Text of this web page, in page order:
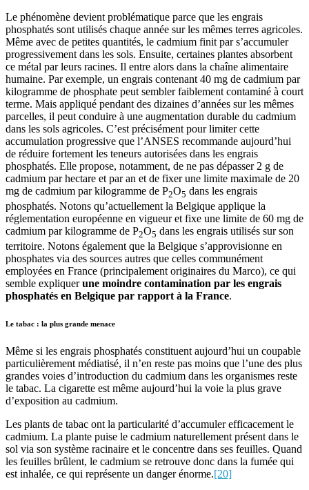
Le phénomène devient problématique parce que les engrais
phosphatés sont utilisés chaque année sur les mêmes terres agricoles.
Même avec de petites quantités, le cadmium finit par s’accumuler
progressivement dans les sols. Ensuite, certaines plantes absorbent
ce métal par leurs racines. Il entre alors dans la chaîne alimentaire
humaine. Par exemple, un engrais contenant 40 mg de cadmium par
kilogramme de phosphate peut sembler faiblement contaminé à court
terme. Mais appliqué pendant des dizaines d’années sur les mêmes
parcelles, il peut conduire à une augmentation durable du cadmium
dans les sols agricoles. C’est précisément pour limiter cette
accumulation progressive que l’ANSES recommande aujourd’hui
de réduire fortement les teneurs autorisées dans les engrais
phosphatés. Elle propose, notamment, de ne pas dépasser 2 g de
cadmium par hectare et par an et de fixer une limite maximale de 20
mg de cadmium par kilogramme de P2O5 dans les engrais
phosphatés. Notons qu’actuellement la Belgique applique la
réglementation européenne en vigueur et fixe une limite de 60 mg de
cadmium par kilogramme de P2O5 dans les engrais utilisés sur son
territoire. Notons également que la Belgique s’approvisionne en
phosphates via des sources autres que celles communément
employées en France (principalement originaires du Marco), ce qui
semble expliquerune moindre contamination par les engrais
phosphatés en Belgique par rapport à la France.
Le tabac : la plus grande menace
Même si les engrais phosphatés constituent aujourd’hui un coupable
particulièrement médiatisé, il n’en reste pas moins que l’une des plus
grandes voies d’introduction du cadmium dans les organismes reste
le tabac. La cigarette est même aujourd’hui la voie la plus grave
d’exposition au cadmium.
Les plants de tabac ont la particularité d’accumuler efficacement le
cadmium. La plante puise le cadmium naturellement présent dans le
sol via son système racinaire et le concentre dans ses feuilles. Quand
les feuilles brûlent, le cadmium se retrouve donc dans la fumée qui
est inhalée, ce qui représente un danger énorme.[20]